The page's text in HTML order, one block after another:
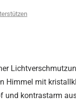
Himmel mit
kontrastarm